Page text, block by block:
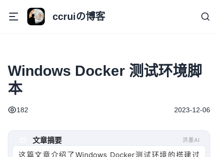
ccruiの博客
Windows Docker 测试环境脚
本
182 2023-12-06
文章摘要 洪墨AI
这篇文章介绍了Windows Docker测试环境的搭建过